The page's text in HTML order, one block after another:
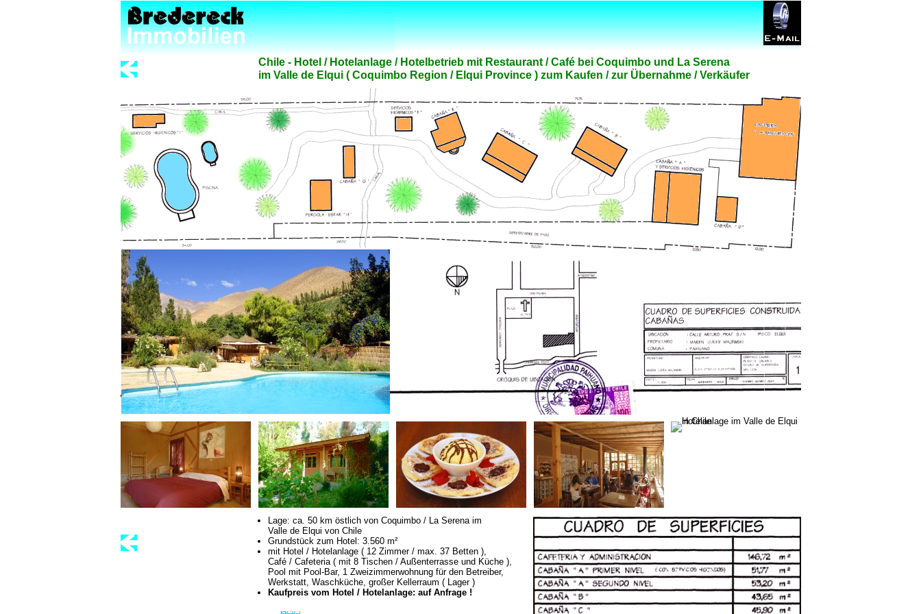
Chile - Hotel / Hotelanlage / Hotelbetrieb mit Restaurant / Café bei Coquimbo und La Serena
im Valle de Elqui ( Coquimbo Region / Elqui Province ) zum Kaufen / zur Übernahme / Verkäufer
Lage: ca. 50 km östlich von Coquimbo / La Serena im
Valle de Elqui von Chile
Grundstück zum Hotel: 3.560 m²
mit Hotel / Hotelanlage ( 12 Zimmer / max. 37 Betten ),
Café / Cafeteria ( mit 8 Tischen / Außenterrasse und Küche ),
Pool mit Pool-Bar, 1 Zweizimmerwohnung für den Betreiber,
Werkstatt, Waschküche, großer Kellerraum ( Lager )
Kaufpreis vom Hotel / Hotelanlage: auf Anfrage !